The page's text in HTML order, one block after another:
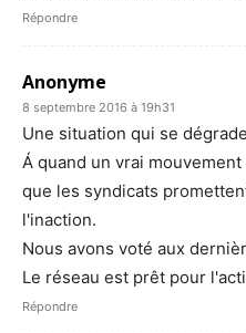
Répondre
Anonyme
8 septembre 2016 à 19h31
Une situation qui se
Á quand un vrai
que les syndicats
l'inaction.
Nous avons voté aux
Le réseau est prêt pour
Répondre